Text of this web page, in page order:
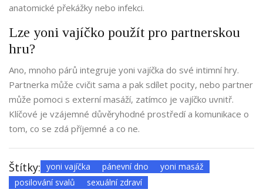
anatomické překážky nebo infekci.
Lze yoni vajíčko použít pro partnerskou
hru?
Ano, mnoho párů integruje yoni vajíčka do své intimní hry.
Partnerka může cvičit sama a pak sdílet pocity, nebo partner
může pomoci s externí masáží, zatímco je vajíčko uvnitř.
Klíčové je vzájemné důvěryhodné prostředí a komunikace o
tom, co se zdá příjemné a co ne.
Štítky: yoni vajíčka pánevní dno
yoni masáž
posilování svalů
sexuální zdraví